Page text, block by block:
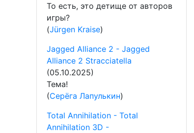
То есть, это детище от авторов
игры?
(Jürgen Kraise)
Jagged Alliance 2 - Jagged
Alliance 2 Stracciatella
(05.10.2025)
Тема!
(Серёга Лапулькин)
Total Annihilation - Total
Annihilation 3D -